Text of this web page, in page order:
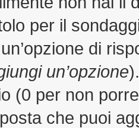
per il
di
un’opzione
(0 per non
che puoi